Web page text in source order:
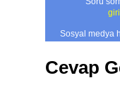
Sosyal medya
Cevap